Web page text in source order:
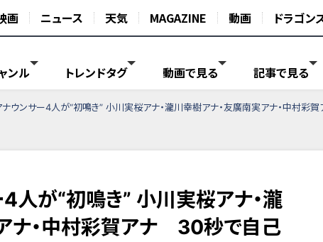
画 ニュース 天気 MAGAZINE 動画 ドラゴン
ンル トレンドタグ 動画で見る 記事で見る
ウンサー4人が“初鳴き” 小川実桜アナ・瀧川幸樹アナ・友廣南実アナ・中村彩
人が“初鳴き” 小川実桜アナ・瀧
ナ・中村彩賀アナ 30秒で自己